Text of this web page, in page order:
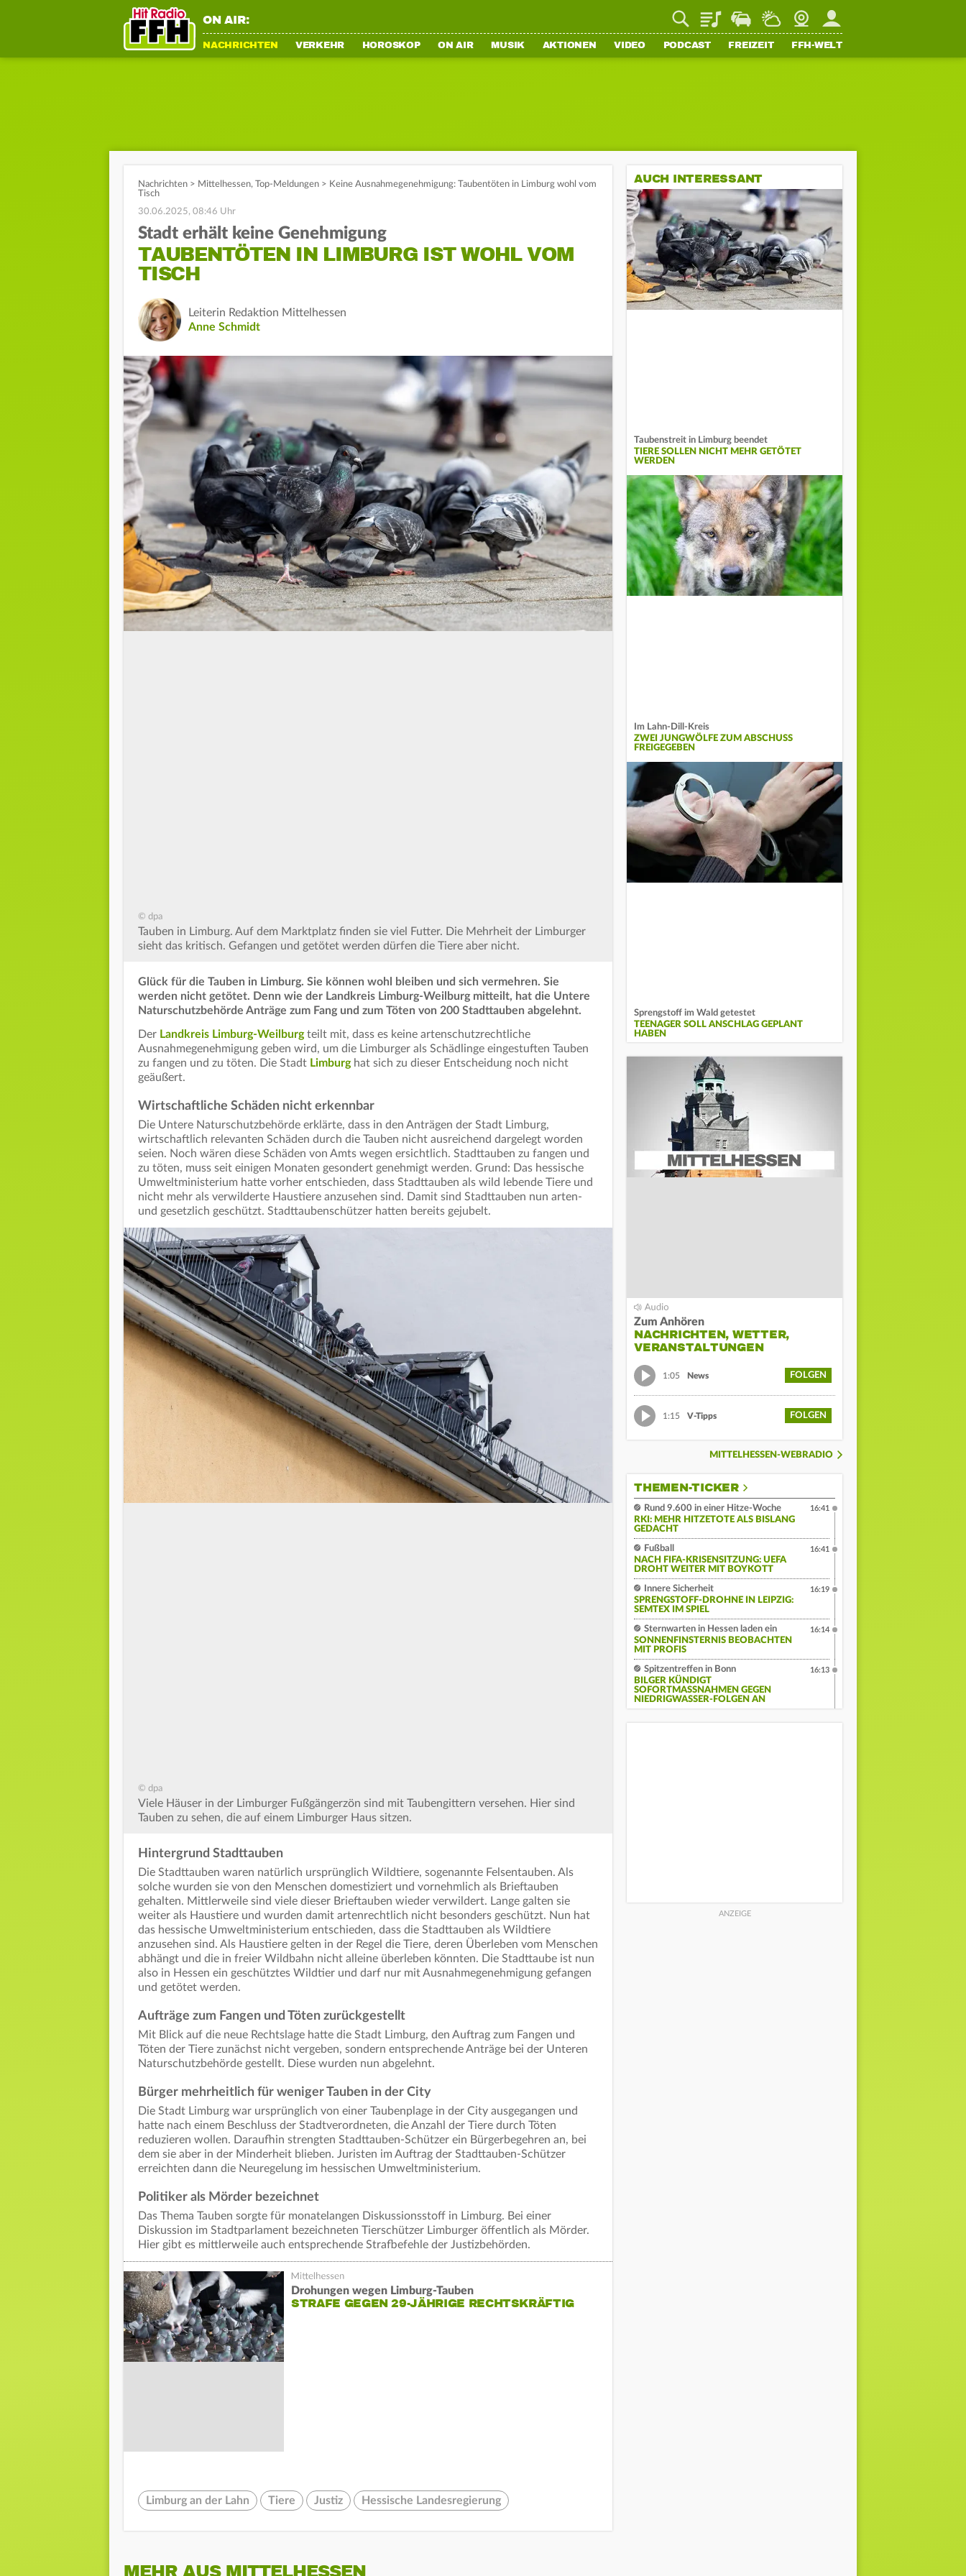
ON AIR: PlaylistStaupilotWetterWebcamMein FFH
NACHRICHTEN VERKEHR HOROSKOP ON AIR MUSIK AKTIONEN VIDEO PODCAST FREIZEIT FFH-WELT
Nachrichten > Mittelhessen, Top-Meldungen > Keine Ausnahmegenehmigung: Taubentöten in Limburg wohl vom
Tisch
30.06.2025, 08:46 Uhr
Stadt erhält keine Genehmigung
TAUBENTÖTEN IN LIMBURG IST WOHL VOM
TISCH
Leiterin Redaktion Mittelhessen
Anne Schmidt
© dpa
Tauben in Limburg. Auf dem Marktplatz finden sie viel Futter. Die Mehrheit der Limburger
sieht das kritisch. Gefangen und getötet werden dürfen die Tiere aber nicht.
Glück für die Tauben in Limburg. Sie können wohl bleiben und sich vermehren. Sie
werden nicht getötet. Denn wie der Landkreis Limburg-Weilburg mitteilt, hat die Untere
Naturschutzbehörde Anträge zum Fang und zum Töten von 200 Stadttauben abgelehnt.
Der Landkreis Limburg-Weilburgteilt mit, dass es keine artenschutzrechtliche
Ausnahmegenehmigung geben wird, um die Limburger als Schädlinge eingestuften Tauben
zu fangen und zu töten. Die Stadt Limburghat sich zu dieser Entscheidung noch nicht
geäußert.
Wirtschaftliche Schäden nicht erkennbar
Die Untere Naturschutzbehörde erklärte, dass in den Anträgen der Stadt Limburg,
wirtschaftlich relevanten Schäden durch die Tauben nicht ausreichend dargelegt worden
seien. Noch wären diese Schäden von Amts wegen ersichtlich. Stadttauben zu fangen und
zu töten, muss seit einigen Monaten gesondert genehmigt werden. Grund: Das hessische
Umweltministerium hatte vorher entschieden, dass Stadttauben als wild lebende Tiere und
nicht mehr als verwilderte Haustiere anzusehen sind. Damit sind Stadttauben nun arten-
und gesetzlich geschützt. Stadttaubenschützer hatten bereits gejubelt.
© dpa
Viele Häuser in der Limburger Fußgängerzön sind mit Taubengittern versehen. Hier sind
Tauben zu sehen, die auf einem Limburger Haus sitzen.
Hintergrund Stadttauben
Die Stadttauben waren natürlich ursprünglich Wildtiere, sogenannte Felsentauben. Als
solche wurden sie von den Menschen domestiziert und vornehmlich als Brieftauben
gehalten. Mittlerweile sind viele dieser Brieftauben wieder verwildert. Lange galten sie
weiter als Haustiere und wurden damit artenrechtlich nicht besonders geschützt. Nun hat
das hessische Umweltministerium entschieden, dass die Stadttauben als Wildtiere
anzusehen sind. Als Haustiere gelten in der Regel die Tiere, deren Überleben vom Menschen
abhängt und die in freier Wildbahn nicht alleine überleben könnten. Die Stadttaube ist nun
also in Hessen ein geschütztes Wildtier und darf nur mit Ausnahmegenehmigung gefangen
und getötet werden.
Aufträge zum Fangen und Töten zurückgestellt
Mit Blick auf die neue Rechtslage hatte die Stadt Limburg, den Auftrag zum Fangen und
Töten der Tiere zunächst nicht vergeben, sondern entsprechende Anträge bei der Unteren
Naturschutzbehörde gestellt. Diese wurden nun abgelehnt.
Bürger mehrheitlich für weniger Tauben in der City
Die Stadt Limburg war ursprünglich von einer Taubenplage in der City ausgegangen und
hatte nach einem Beschluss der Stadtverordneten, die Anzahl der Tiere durch Töten
reduzieren wollen. Daraufhin strengten Stadttauben-Schützer ein Bürgerbegehren an, bei
dem sie aber in der Minderheit blieben. Juristen im Auftrag der Stadttauben-Schützer
erreichten dann die Neuregelung im hessischen Umweltministerium.
Politiker als Mörder bezeichnet
Das Thema Tauben sorgte für monatelangen Diskussionsstoff in Limburg. Bei einer
Diskussion im Stadtparlament bezeichneten Tierschützer Limburger öffentlich als Mörder.
Hier gibt es mittlerweile auch entsprechende Strafbefehle der Justizbehörden.
Drohungen wegen Limburg-Tauben
STRAFE GEGEN 29-JÄHRIGE RECHTSKRÄFTIG
Limburg an der Lahn Tiere Justiz Hessische Landesregierung
AUCH INTERESSANT
Taubenstreit in Limburg beendet
TIERE SOLLEN NICHT MEHR GETÖTET
WERDEN
Im Lahn-Dill-Kreis
ZWEI JUNGWÖLFE ZUM ABSCHUSS
FREIGEGEBEN
Sprengstoff im Wald getestet
TEENAGER SOLL ANSCHLAG GEPLANT
HABEN
Zum Anhören
NACHRICHTEN, WETTER,
VERANSTALTUNGEN
1:05 News FOLGEN
1:15 V-Tipps FOLGEN
MITTELHESSEN-WEBRADIO
THEMEN-TICKER
Rund 9.600 in einer Hitze-Woche
RKI: MEHR HITZETOTE ALS BISLANG
GEDACHT
16:41
Fußball
NACH FIFA-KRISENSITZUNG: UEFA
DROHT WEITER MIT BOYKOTT
16:41
Innere Sicherheit
SPRENGSTOFF-DROHNE IN LEIPZIG:
SEMTEX IM SPIEL
16:19
Sternwarten in Hessen laden ein
SONNENFINSTERNIS BEOBACHTEN
MIT PROFIS
16:14
Spitzentreffen in Bonn
BILGER KÜNDIGT
SOFORTMASSNAHMEN GEGEN N
IEDRIGWASSER-FOLGEN AN
16:13